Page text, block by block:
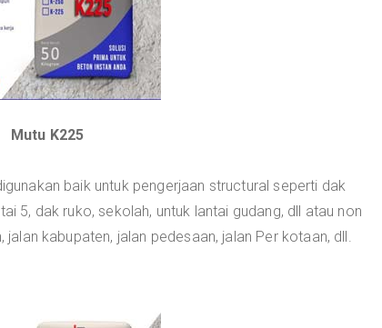
Mutu K225
baik untuk pengerjaan structural seperti dak
5, dak ruko, sekolah, untuk lantai gudang, dll atau non
kabupaten, jalan pedesaan, jalan Per kotaan, dll.